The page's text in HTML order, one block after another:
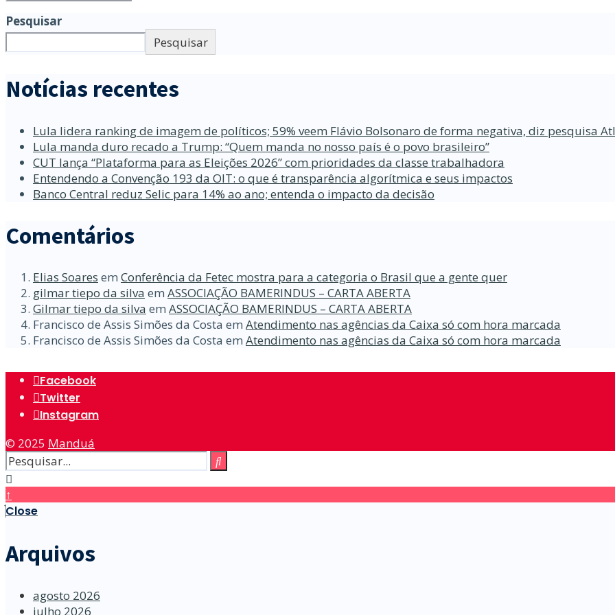
Pesquisar
Pesquisar
Notícias recentes
Lula lidera ranking de imagem de políticos; 59% veem Flávio Bolsonaro de forma negativa, diz pesquisa
Lula manda duro recado a Trump: “Quem manda no nosso país é o povo brasileiro”
CUT lança “Plataforma para as Eleições 2026” com prioridades da classe trabalhadora
Entendendo a Convenção 193 da OIT: o que é transparência algorítmica e seus impactos
Banco Central reduz Selic para 14% ao ano; entenda o impacto da decisão
Comentários
Elias Soares em Conferência da Fetec mostra para a categoria o Brasil que a gente quer
gilmar tiepo da silva em ASSOCIAÇÃO BAMERINDUS – CARTA ABERTA
Gilmar tiepo da silva em ASSOCIAÇÃO BAMERINDUS – CARTA ABERTA
Francisco de Assis Simões da Costa em Atendimento nas agências da Caixa só com hora marcada
Francisco de Assis Simões da Costa em Atendimento nas agências da Caixa só com hora marcada
Facebook
Twitter
Instagram
© 2025 Manduá
↑
Close
Arquivos
agosto 2026
julho 2026